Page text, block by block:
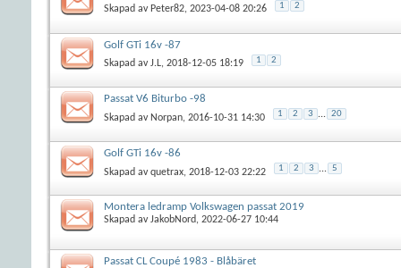
Skapad av Peter82, 2023-04-08 20:26 1 2
Golf GTi 16v -87
Skapad avJ.L, 2018-12-05 18:19 1 2
Passat V6 Biturbo -98
Skapad av Norpan, 2016-10-31 14:30 1 2 3 ... 20
Golf GTi 16v -86
Skapad avquetrax, 2018-12-03 22:22 1 2 3 ... 5
Montera ledramp Volkswagen passat 2019
Skapad avJakobNord, 2022-06-27 10:44
Passat CL Coupé 1983 - Blåbäret